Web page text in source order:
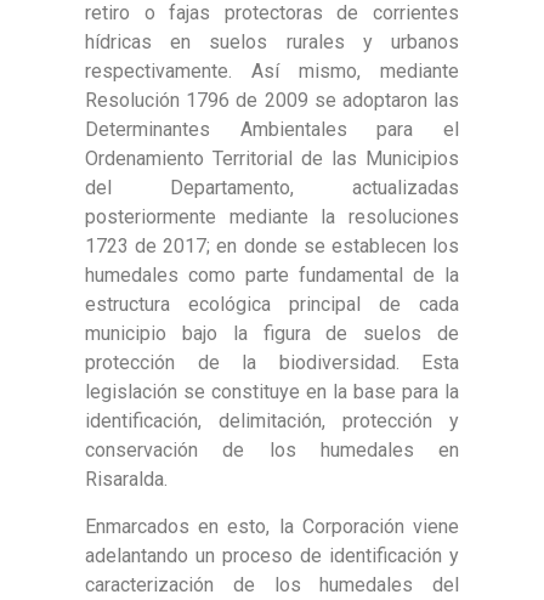
retiro o fajas protectoras de corrientes
hídricas en suelos rurales y urbanos
respectivamente. Así mismo, mediante
Resolución 1796 de 2009 se adoptaron las
Determinantes Ambientales para el
Ordenamiento Territorial de las Municipios
del Departamento, actualizadas
posteriormente mediante la resoluciones
1723 de 2017; en donde se establecen los
humedales como parte fundamental de la
estructura ecológica principal de cada
municipio bajo la figura de suelos de
protección de la biodiversidad. Esta
legislación se constituye en la base para la
identificación, delimitación, protección y
conservación de los humedales en
Risaralda.
Enmarcados en esto, la Corporación viene
adelantando un proceso de identificación y
caracterización de los humedales del